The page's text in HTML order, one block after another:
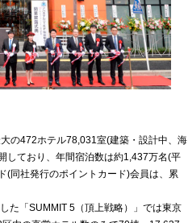
の472ホテル78,031室(建築・設計中、海
しており、年間宿泊数は約1,437万名(平
(同社発行のポイントカード)会員は、累
た「SUMMIT 5（頂上戦略）」では東京